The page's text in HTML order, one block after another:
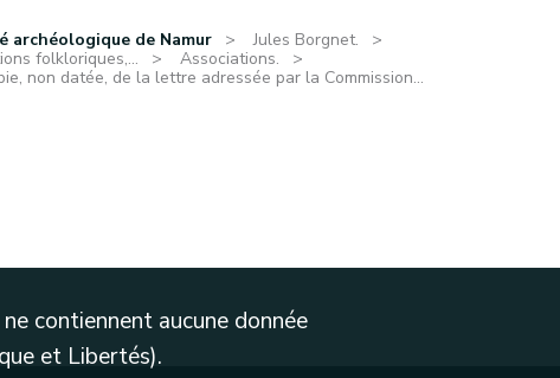
archéologique de Namur
Jules Borgnet.
folkloriques,...
Associations.
non datée, de la lettre adressée par la Commission...
contiennent aucune donnée
et Libertés).